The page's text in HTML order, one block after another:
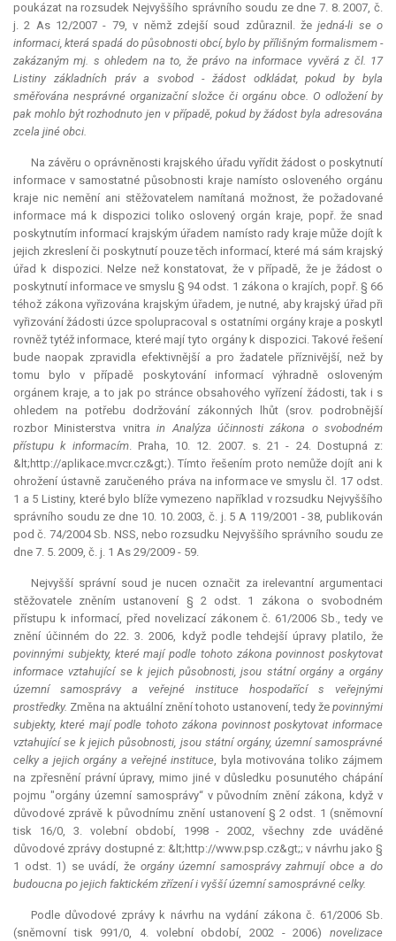
poukázat na rozsudek Nejvyššího správního soudu ze dne 7. 8. 2007, č.
j. 2 As 12/2007 - 79, v němž zdejší soud zdůraznil. žejedná-li se o
informaci, která spadá do působnosti obcí, bylo by přílišným formalismem -
zakázaným mj. s ohledem na to, že právo na informace vyvěrá z čl. 17
Listiny základních práv a svobod - žádost odkládat, pokud by byla
směřována nesprávné organizační složce či orgánu obce. O odložení by
pak mohlo být rozhodnuto jen v případě, pokud by žádost byla adresována
zcela jiné obci.
Na závěru o oprávněnosti krajského úřadu vyřídit žádost o poskytnutí
informace v samostatné působnosti kraje namísto osloveného orgánu
kraje nic nemění ani stěžovatelem namítaná možnost, že požadované
informace má k dispozici toliko oslovený orgán kraje, popř. že snad
poskytnutím informací krajským úřadem namísto rady kraje může dojít k
jejich zkreslení či poskytnutí pouze těch informací, které má sám krajský
úřad k dispozici. Nelze než konstatovat, že v případě, že je žádost o
poskytnutí informace ve smyslu § 94 odst. 1 zákona o krajích, popř. § 66
téhož zákona vyřizována krajským úřadem, je nutné, aby krajský úřad při
vyřizování žádosti úzce spolupracoval s ostatními orgány kraje a poskytl
rovněž tytéž informace, které mají tyto orgány k dispozici. Takové řešení
bude naopak zpravidla efektivnější a pro žadatele příznivější, než by
tomu bylo v případě poskytování informací výhradně osloveným
orgánem kraje, a to jak po stránce obsahového vyřízení žádosti, tak i s
ohledem na potřebu dodržování zákonných lhůt (srov. podrobnější
rozbor Ministerstva vnitrain Analýza účinnosti zákona o svobodném
přístupu k informacím. Praha, 10. 12. 2007. s. 21 - 24. Dostupná z:
&lt;http://aplikace.mvcr.cz&gt;). Tímto řešením proto nemůže dojít ani k
ohrožení ústavně zaručeného práva na informace ve smyslu čl. 17 odst.
1 a 5 Listiny, které bylo blíže vymezeno například v rozsudku Nejvyššího
správního soudu ze dne 10. 10. 2003, č. j. 5 A 119/2001 - 38, publikován
pod č. 74/2004 Sb. NSS, nebo rozsudku Nejvyššího správního soudu ze
dne 7. 5. 2009, č. j. 1 As 29/2009 - 59.
Nejvyšší správní soud je nucen označit za irelevantní argumentaci
stěžovatele zněním ustanovení § 2 odst. 1 zákona o svobodném
přístupu k informací, před novelizací zákonem č. 61/2006 Sb., tedy ve
znění účinném do 22. 3. 2006, když podle tehdejší úpravy platilo, že
povinnými subjekty, které mají podle tohoto zákona povinnost poskytovat
informace vztahující se k jejich působnosti, jsou státní orgány a orgány
územní samosprávy a veřejné instituce hospodařící s veřejnými
prostředky. Změna na aktuální znění tohoto ustanovení, tedy že povinnými
subjekty, které mají podle tohoto zákona povinnost poskytovat informace
vztahující se k jejich působnosti, jsou státní orgány, územní samosprávné
celky a jejich orgány a veřejné instituce, byla motivována toliko zájmem
na zpřesnění právní úpravy, mimo jiné v důsledku posunutého chápání
pojmu "orgány územní samosprávy“ v původním znění zákona, když v
důvodové zprávě k původnímu znění ustanovení § 2 odst. 1 (sněmovní
tisk 16/0, 3. volební období, 1998 - 2002, všechny zde uváděné
důvodové zprávy dostupné z: &lt;http://www.psp.cz&gt;; v návrhu jako §
1 odst. 1) se uvádí, že orgány územní samosprávy zahrnují obce a do
budoucna po jejich faktickém zřízení i vyšší územní samosprávné celky.
Podle důvodové zprávy k návrhu na vydání zákona č. 61/2006 Sb.
(sněmovní tisk 991/0, 4. volební období, 2002 - 2006) novelizace